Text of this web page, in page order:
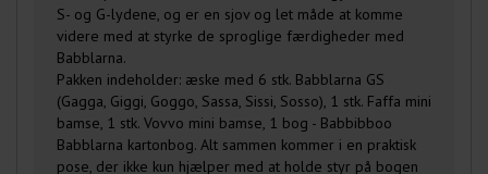
S- og G-lydene, og er en sjov og let måde at komme
videre med at styrke de sproglige færdigheder med
Babblarna.
Pakken indeholder: æske med 6 stk. Babblarna GS
(Gagga, Giggi, Goggo, Sassa, Sissi, Sosso), 1 stk. Faffa mini
bamse, 1 stk. Vovvo mini bamse, 1 bog - Babbibboo
Babblarna kartonbog. Alt sammen kommer i en praktisk
pose, der ikke kun hjælper med at holde styr på bogen